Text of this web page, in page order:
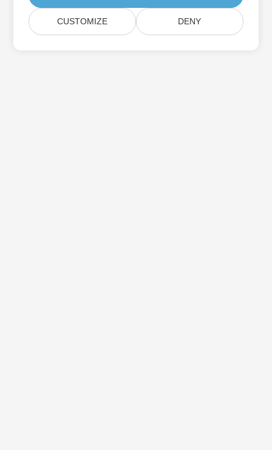
CUSTOMIZE DENY